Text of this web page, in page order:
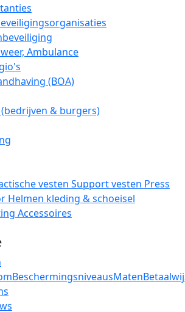
Ambulance
(BOA)
& burgers)
vesten Support vesten Press
Helmen kleding & schoeisel
Accessoires
BeschermingsniveausMaten